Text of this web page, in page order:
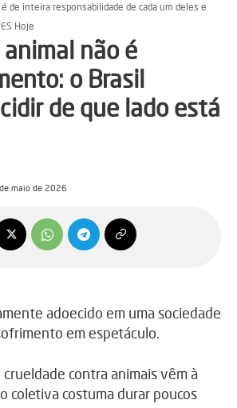
de inteira responsabilidade de cada um deles e
Hoje
não é
o Brasil
de que lado está
maio de 2026
adoecido em uma sociedade
em espetáculo.
crueldade contra animais vêm à
coletiva costuma durar poucos